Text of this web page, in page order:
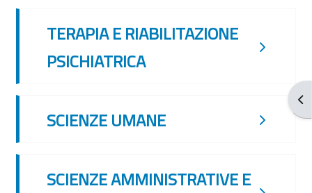
TERAPIA E RIABILITAZIONE
PSICHIATRICA
SCIENZE UMANE
SCIENZE AMMINISTRATIVE E